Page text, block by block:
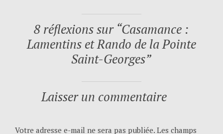
8 réflexions sur “Casamance :
Lamentins et Rando de la Pointe
Saint-Georges”
Laisser un commentaire
Votre adresse e-mail ne sera pas publiée. Les champs